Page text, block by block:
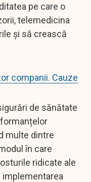
pe care o
telemedicina
și să crească
companii. Cauze
de sănătate
multe dintre
în care
ridicate ale